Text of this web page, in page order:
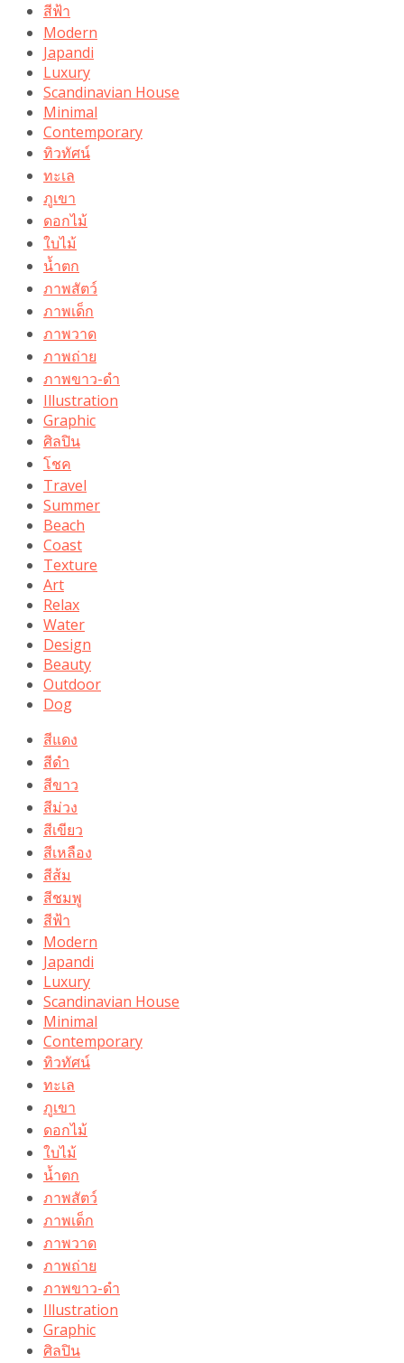
สีฟ้า
Modern
Japandi
Luxury
Scandinavian House
Minimal
Contemporary
ทิวทัศน์
ทะเล
ภูเขา
ดอกไม้
ใบไม้
น้ำตก
ภาพสัตว์
ภาพเด็ก
ภาพวาด
ภาพถ่าย
ภาพขาว-ดำ
Illustration
Graphic
ศิลปิน
โชค
Travel
Summer
Beach
Coast
Texture
Art
Relax
Water
Design
Beauty
Outdoor
Dog
สีแดง
สีดำ
สีขาว
สีม่วง
สีเขียว
สีเหลือง
สีส้ม
สีชมพู
สีฟ้า
Modern
Japandi
Luxury
Scandinavian House
Minimal
Contemporary
ทิวทัศน์
ทะเล
ภูเขา
ดอกไม้
ใบไม้
น้ำตก
ภาพสัตว์
ภาพเด็ก
ภาพวาด
ภาพถ่าย
ภาพขาว-ดำ
Illustration
Graphic
ศิลปิน